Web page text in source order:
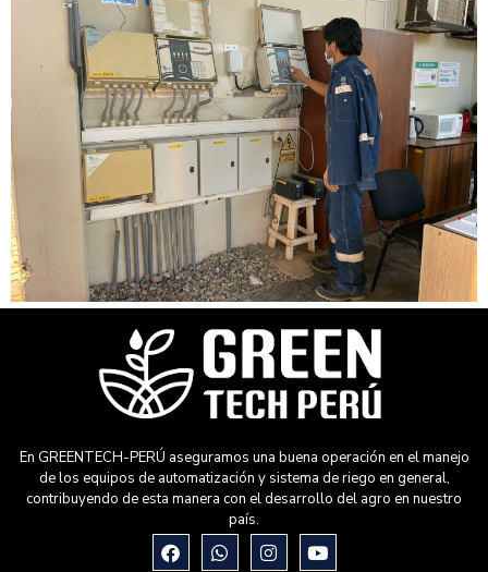
En GREENTECH-PERÚ aseguramos una buena operación en el manejo
de los equipos de automatización y sistema de riego en general,
contribuyendo de esta manera con el desarrollo del agro en nuestro
país.